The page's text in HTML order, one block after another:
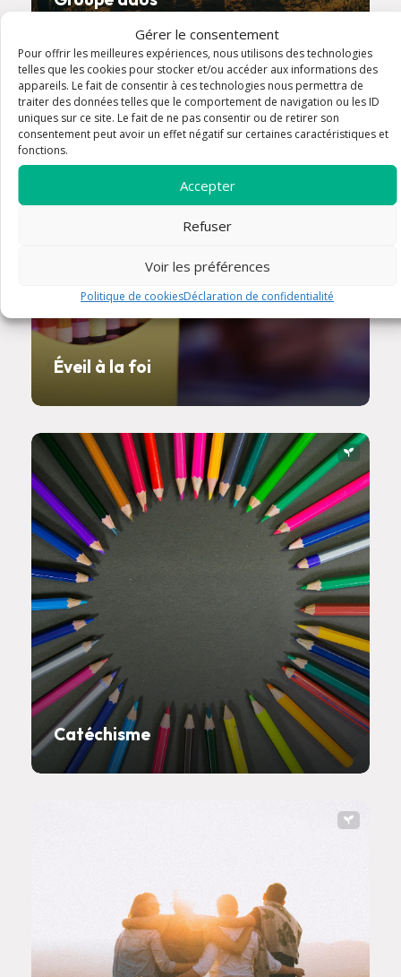
Gérer le consentement
Pour offrir les meilleures expériences, nous utilisons des technologies
telles que les cookies pour stocker et/ou accéder aux informations des
appareils. Le fait de consentir à ces technologies nous permettra de
traiter des données telles que le comportement de navigation ou les ID
uniques sur ce site. Le fait de ne pas consentir ou de retirer son
consentement peut avoir un effet négatif sur certaines caractéristiques et
fonctions.
Accepter
Refuser
Voir les préférences
Politique de cookiesDéclaration de confidentialité
Éveil à la foi
08 sept. à 16:30
Catéchisme